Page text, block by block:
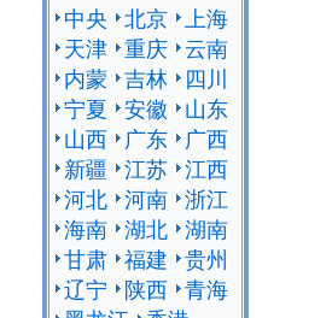
中央 北京
上海
天津 重庆 云南
内蒙 吉林
四川
宁夏 安徽
山东
山西
广东
广西
新疆 江苏 江西
河北 河南 浙江
海南 湖北 湖南
甘肃 福建 贵州
辽宁
陕西 青海